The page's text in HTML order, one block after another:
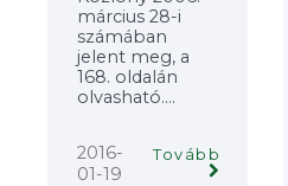
március 28-i
számában
jelent meg, a
168. oldalán
olvasható....
2016-
01-19
Tovább